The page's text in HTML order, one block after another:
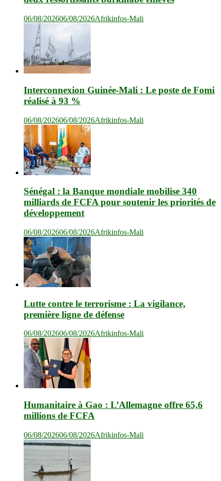
06/08/202606/08/2026Afrikinfos-Mali
Interconnexion Guinée-Mali : Le poste de Fomi
réalisé à 93 %
06/08/202606/08/2026Afrikinfos-Mali
Sénégal : la Banque mondiale mobilise 340
milliards de FCFA pour soutenir les priorités de
développement
06/08/202606/08/2026Afrikinfos-Mali
Lutte contre le terrorisme : La vigilance,
première ligne de défense
06/08/202606/08/2026Afrikinfos-Mali
Humanitaire à Gao : L’Allemagne offre 65,6
millions de FCFA
06/08/202606/08/2026Afrikinfos-Mali